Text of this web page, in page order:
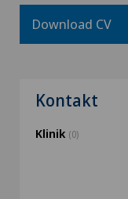
Download CV
Kontakt
Klinik (0)